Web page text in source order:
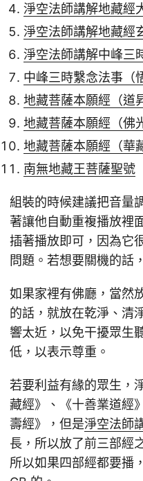
淨空法師講解地藏經
淨空法師講解地藏經
淨空法師講解中峰三
中峰三時繫念法事（
地藏菩薩本願經（道
地藏菩薩本願經（佛
地藏菩薩本願經（華
南無地藏王菩薩聖號
組裝的時候建議把音量
著讓他自動重複播放裡
插著播放即可，因為它
問題。若想要關機的話
如果家裡有佛廳，當然
的話，就放在乾淨、清
響太近，以免干擾眾生
低，以表示尊重。
若要利益有緣的眾生，
藏經》、《十善業道經
壽經》，但是淨空法師
長，所以放了前三部經
所以如果四部經都要播